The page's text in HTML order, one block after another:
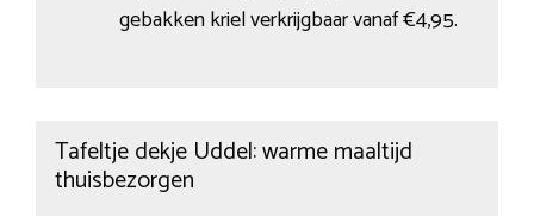
gebakken kriel verkrijgbaar vanaf €4,95.
Tafeltje dekje Uddel: warme maaltijd
thuisbezorgen